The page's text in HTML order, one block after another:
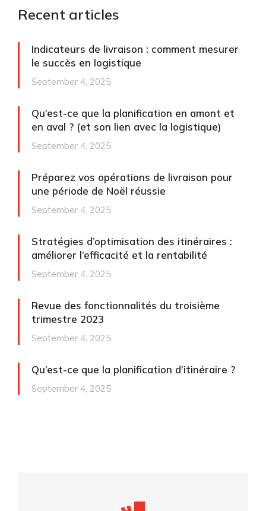
Recent articles
Indicateurs de livraison : comment mesurer
le succès en logistique
September 4, 2025
Qu’est-ce que la planification en amont et
en aval ? (et son lien avec la logistique)
September 4, 2025
Préparez vos opérations de livraison pour
une période de Noël réussie
September 4, 2025
Stratégies d’optimisation des itinéraires :
améliorer l’efficacité et la rentabilité
September 4, 2025
Revue des fonctionnalités du troisième
trimestre 2023
September 4, 2025
Qu’est-ce que la planification d’itinéraire ?
September 4, 2025